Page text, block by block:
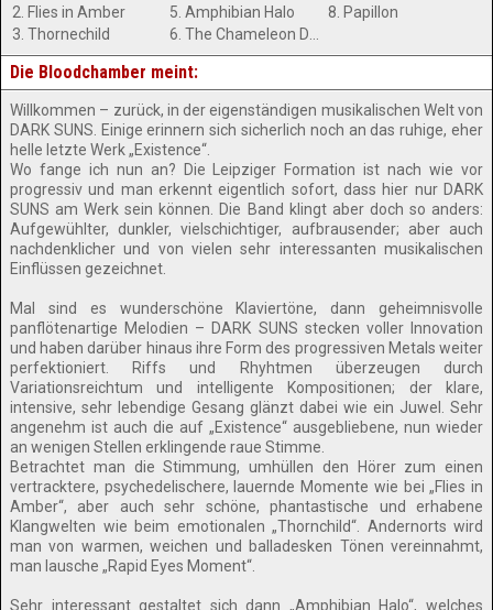
2. Flies in Amber
3. Thornechild
5. Amphibian Halo
8. Papillon
Die Bloodchamber meint:
Willkommen – zurück, in der eigenständigen musikalischen Welt von
DARK SUNS. Einige erinnern sich sicherlich noch an das ruhige, eher
helle letzte Werk „Existence“.
Wo fange ich nun an? Die Leipziger Formation ist nach wie vor
progressiv und man erkennt eigentlich sofort, dass hier nur DARK
SUNS am Werk sein können. Die Band klingt aber doch so anders:
Aufgewühlter, dunkler, vielschichtiger, aufbrausender; aber auch
nachdenklicher und von vielen sehr interessanten musikalischen
Einflüssen gezeichnet.
Mal sind es wunderschöne Klaviertöne, dann geheimnisvolle
panflötenartige Melodien – DARK SUNS stecken voller Innovation
und haben darüber hinaus ihre Form des progressiven Metals weiter
perfektioniert. Riffs und Rhyhtmen überzeugen durch
Variationsreichtum und intelligente Kompositionen; der klare,
intensive, sehr lebendige Gesang glänzt dabei wie ein Juwel. Sehr
angenehm ist auch die auf „Existence“ ausgebliebene, nun wieder
an wenigen Stellen erklingende raue Stimme.
Betrachtet man die Stimmung, umhüllen den Hörer zum einen
vertracktere, psychedelischere, lauernde Momente wie bei „Flies in
Amber“, aber auch sehr schöne, phantastische und erhabene
Klangwelten wie beim emotionalen „Thornchild“. Andernorts wird
man von warmen, weichen und balladesken Tönen vereinnahmt,
man lausche „Rapid Eyes Moment“.
Sehr interessant gestaltet sich dann „Amphibian Halo“, welches